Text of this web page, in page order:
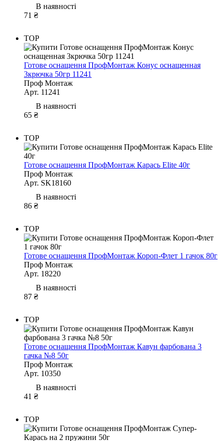
В наявності
71 ₴
TOP
Готове оснащення ПрофМонтаж Конус оснащенная
3крючка 50гр 11241
Проф Монтаж
Арт. 11241
В наявності
65 ₴
TOP
Готове оснащення ПрофМонтаж Карась Elite 40г
Проф Монтаж
Арт. SK18160
В наявності
86 ₴
TOP
Готове оснащення ПрофМонтаж Короп-Флет 1 гачок 80г
Проф Монтаж
Арт. 18220
В наявності
87 ₴
TOP
Готове оснащення ПрофМонтаж Кавун фарбована 3
гачка №8 50г
Проф Монтаж
Арт. 10350
В наявності
41 ₴
TOP